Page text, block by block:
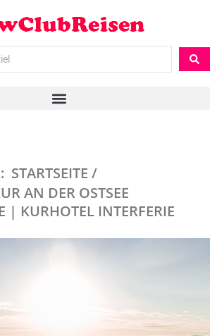
STARTSEITE /
AN DER OSTSEE
| KURHOTEL INTERFERIE